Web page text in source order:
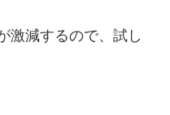
激減するので、試し